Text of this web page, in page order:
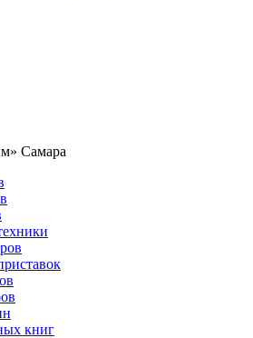
книг